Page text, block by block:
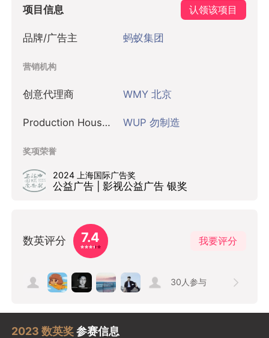
项目信息 认领该项目
品牌/广告主 蚂蚁集团
营销机构
创意代理商 WMY 北京
Production House 制作公司 WUP 勿制造
奖项荣誉
2024 上海国际广告奖
公益广告 | 影视公益广告 银奖
数英评分 7.4 我要评分
30 人参与
2023 数英奖参赛信息